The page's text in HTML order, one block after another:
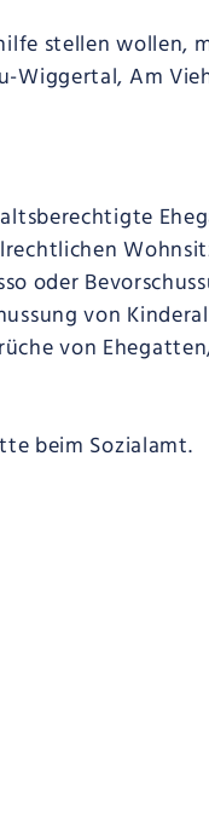
stellen wollen,
Wiggertal, Am
oder
von
von
beim Sozialamt.